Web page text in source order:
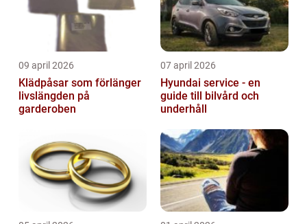
09 april 2026
Klädpåsar som förlänger
livslängden på
garderoben
07 april 2026
Hyundai service - en
guide till bilvård och
underhåll